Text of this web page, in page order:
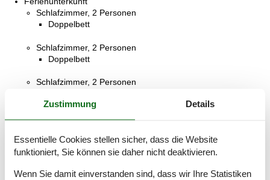
Schlafzimmer, 2 Personen
Doppelbett
Schlafzimmer, 2 Personen
Doppelbett
Schlafzimmer, 2 Personen
Badezimmer
Zustimmung Details
Essentielle Cookies stellen sicher, dass die Website
funktioniert, Sie können sie daher nicht deaktivieren.
Wenn Sie damit einverstanden sind, dass wir Ihre Statistiken